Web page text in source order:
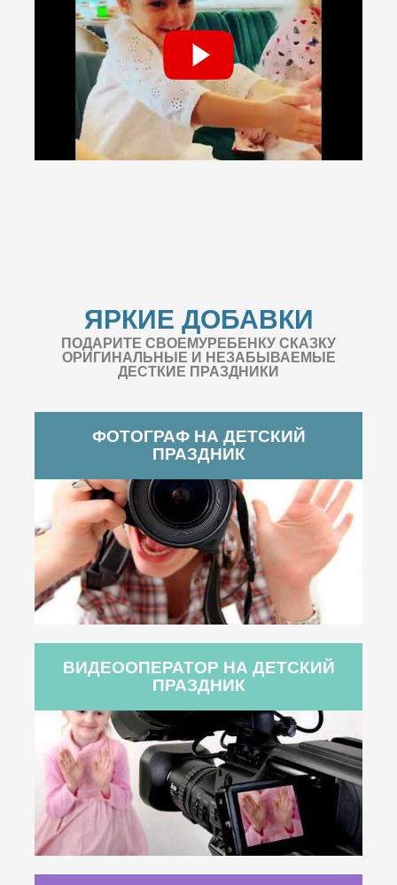
ЯРКИЕ ДОБАВКИ
ПОДАРИТЕ СВОЕМУРЕБЕНКУ СКАЗКУ
ОРИГИНАЛЬНЫЕ И НЕЗАБЫВАЕМЫЕ
ДЕСТКИЕ ПРАЗДНИКИ
ФОТОГРАФ НА ДЕТСКИЙ
ПРАЗДНИК
ВИДЕООПЕРАТОР НА ДЕТСКИЙ
ПРАЗДНИК